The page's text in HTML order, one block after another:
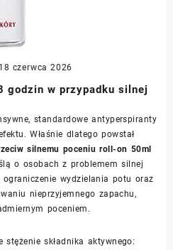
18 czerwca 2026
godzin w przypadku silnej
standardowe antyperspiranty
Właśnie dlatego powstał
silnemu poceniu roll-on 50ml
o osobach z problemem silnej
wydzielania potu oraz
nieprzyjemnego zapachu,
poceniem.
składnika aktywnego: